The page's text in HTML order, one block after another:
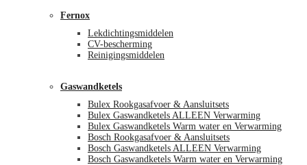
Fernox
Lekdichtingsmiddelen
CV-bescherming
Reinigingsmiddelen
Gaswandketels
Bulex Rookgasafvoer & Aansluitsets
Bulex Gaswandketels ALLEEN Verwarming
Bulex Gaswandketels Warm water en Verwarming
Bosch Rookgasafvoer & Aansluitsets
Bosch Gaswandketels ALLEEN Verwarming
Bosch Gaswandketels Warm water en Verwarming